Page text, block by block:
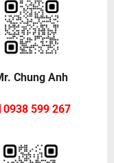
Chung Anh
0938 599 267